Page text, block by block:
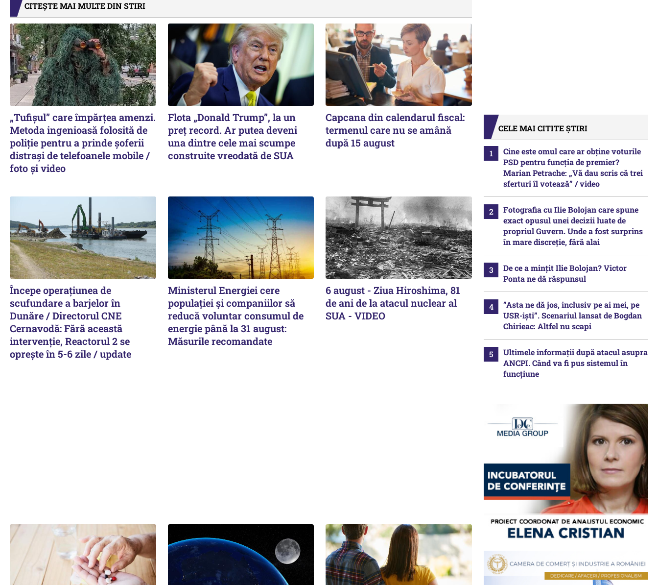
CITEȘTE MAI MULTE DIN STIRI
„Tufișul” care împărțea amenzi.
Metoda ingenioasă folosită de
poliție pentru a prinde șoferii
distrași de telefoanele mobile /
foto și video
Flota „Donald Trump”, la un
preț record. Ar putea deveni
una dintre cele mai scumpe
construite vreodată de SUA
Capcana din calendarul fiscal:
termenul care nu se amână
după 15 august
Începe operațiunea de
scufundare a barjelor în
Dunăre / Directorul CNE
Cernavodă: Fără această
intervenție, Reactorul 2 se
oprește în 5-6 zile / update
Ministerul Energiei cere
populației și companiilor să
reducă voluntar consumul de
energie până la 31 august:
Măsurile recomandate
6 august - Ziua Hiroshima, 81
de ani de la atacul nuclear al
SUA - VIDEO
CELE MAI CITITE ȘTIRI
Cine este omul care ar obține voturile
PSD pentru funcția de premier?
Marian Petrache: „Vă dau scris că trei
sferturi îl votează” / video
Fotografia cu Ilie Bolojan care spune
exact opusul unei decizii luate de
propriul Guvern. Unde a fost surprins
în mare discreție, fără alai
De ce a mințit Ilie Bolojan? Victor
Ponta ne dă răspunsul
”Asta ne dă jos, inclusiv pe ai mei, pe
USR-iști”. Scenariul lansat de Bogdan
Chirieac: Altfel nu scapi
Ultimele informații după atacul asupra
ANCPI. Când va fi pus sistemul în
funcțiune